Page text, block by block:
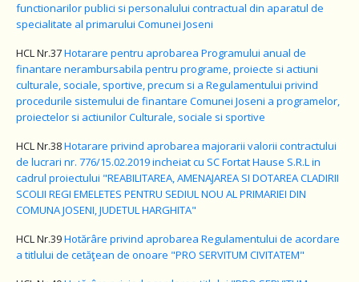
functionarilor publici si personalului contractual din aparatul de
specialitate al primarului Comunei Joseni
HCL Nr.37Hotarare pentru aprobarea Programului anual de
finantare nerambursabila pentru programe, proiecte si actiuni
culturale, sociale, sportive, precum si a Regulamentului privind
procedurile sistemului de finantare Comunei Joseni a programelor,
proiectelor si actiunilor Culturale, sociale si sportive
HCL Nr.38Hotarare privind aprobarea majorarii valorii contractului
de lucrari nr. 776/15.02.2019 incheiat cu SC Fortat Hause S.R.L in
cadrul proiectului "REABILITAREA, AMENAJAREA SI DOTAREA CLADIRII
SCOLII REGI EMELETES PENTRU SEDIUL NOU AL PRIMARIEI DIN
COMUNA JOSENI, JUDETUL HARGHITA"
HCL Nr.39Hotărâre privind aprobarea Regulamentului de acordare
a titlului de cetăţean de onoare "PRO SERVITUM CIVITATEM"